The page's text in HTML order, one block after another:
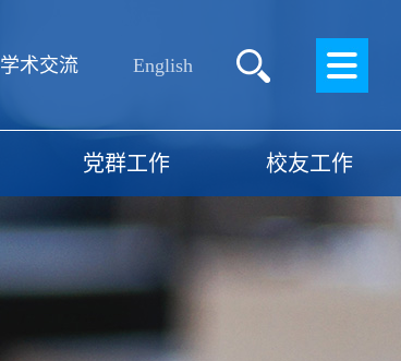
学术交流 English
党群工作 校友工作